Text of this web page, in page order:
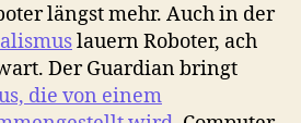
längst mehr. Auch in der
lauern Roboter, ach
Der Guardian bringt
die von einem